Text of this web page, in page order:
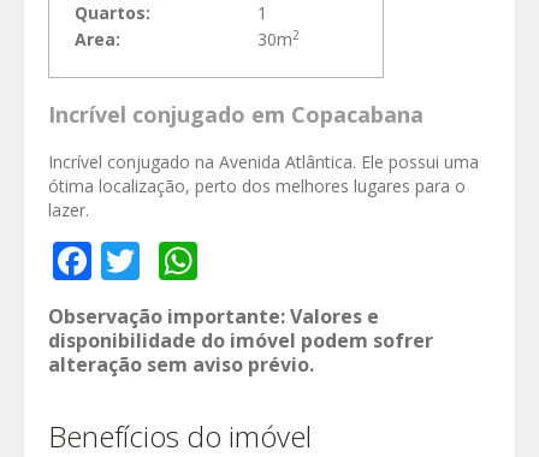
Quartos:
1
Area:
30m2
Incrível conjugado em Copacabana
Incrível conjugado na Avenida Atlântica. Ele possui uma
ótima localização, perto dos melhores lugares para o
lazer.
Facebook
Twitter
Observação importante: Valores e
disponibilidade do imóvel podem sofrer
alteração sem aviso prévio.
Benefícios do imóvel